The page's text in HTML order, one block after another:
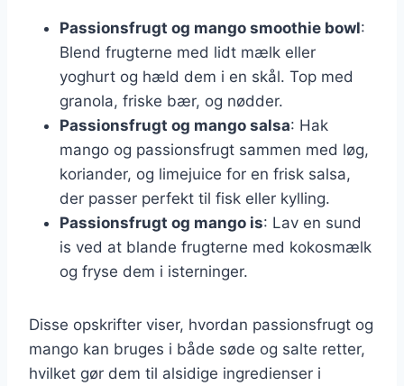
Passionsfrugt og mango smoothie bowl:
Blend frugterne med lidt mælk eller
yoghurt og hæld dem i en skål. Top med
granola, friske bær, og nødder.
Passionsfrugt og mango salsa: Hak
mango og passionsfrugt sammen med løg,
koriander, og limejuice for en frisk salsa,
der passer perfekt til fisk eller kylling.
Passionsfrugt og mango is: Lav en sund
is ved at blande frugterne med kokosmælk
og fryse dem i isterninger.
Disse opskrifter viser, hvordan passionsfrugt og
mango kan bruges i både søde og salte retter,
hvilket gør dem til alsidige ingredienser i